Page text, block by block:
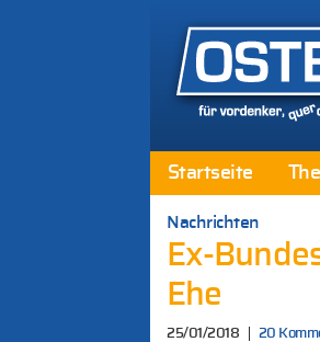
Startseite
Nachrichten
Ex-
Ehe
25/01/2018 20